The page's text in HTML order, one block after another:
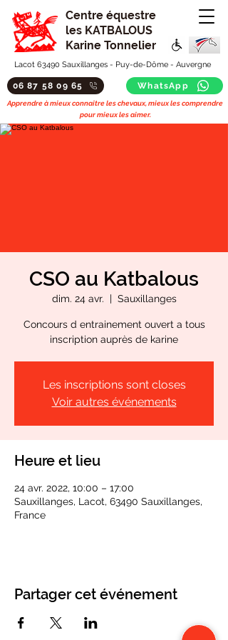
Centre équestre
les KATBALOUS
Karine Tonnelier
Lacot 63490 Sauxillanges - Puy-de-Dôme - Auvergne
06 87 58 09 65 WhatsApp
Apprendre à mieux connaitre les chevaux, mieux les comprendre
pour mieux les aimer.
CSO au Katbalous
dim. 24 avr.
  |
Sauxillanges
Concours d entrainement ouvert a tous
inscription auprès de karine
Les inscriptions sont closes
Voir autres événements
Heure et lieu
24 avr. 2022, 10:00 – 17:00
Sauxillanges, Lacot, 63490 Sauxillanges,
France
Partager cet événement